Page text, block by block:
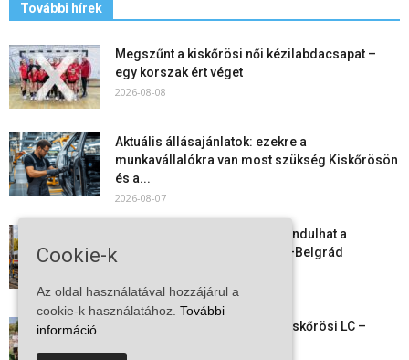
További hírek
Megszűnt a kiskőrösi női kézilabdacsapat –
egy korszak ért véget
2026-08-08
Aktuális állásajánlatok: ezekre a
munkavállalókra van most szükség Kiskőrösön
és a...
2026-08-07
Vitézy Dávid: már ősszel újraindulhat a
személyszállítás a Budapest–Belgrád
2026-08-06
Megkezdte a felkészülést a Kiskőrösi LC –
Cookie-k
Az oldal használatával hozzájárul a
cookie-k használatához. További
információ